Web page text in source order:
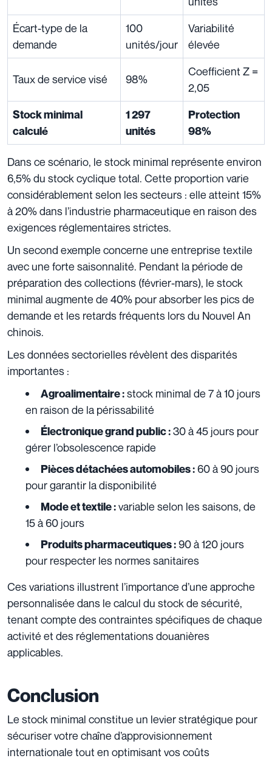
Écart-type de la
demande
100
unités/jour
Variabilité
élevée
Taux de service visé 98%
Coefficient Z =
2,05
Stock minimal
calculé
1 297
unités
Protection
98%
Dans ce scénario, le stock minimal représente environ
6,5% du stock cyclique total. Cette proportion varie
considérablement selon les secteurs : elle atteint 15%
à 20% dans l’industrie pharmaceutique en raison des
exigences réglementaires strictes.
Un second exemple concerne une entreprise textile
avec une forte saisonnalité. Pendant la période de
préparation des collections (février-mars), le stock
minimal augmente de 40% pour absorber les pics de
demande et les retards fréquents lors du Nouvel An
chinois.
Les données sectorielles révèlent des disparités
importantes :
Agroalimentaire :stock minimal de 7 à 10 jours
en raison de la périssabilité
Électronique grand public :30 à 45 jours pour
gérer l’obsolescence rapide
Pièces détachées automobiles :60 à 90 jours
pour garantir la disponibilité
Mode et textile :variable selon les saisons, de
15 à 60 jours
Produits pharmaceutiques :90 à 120 jours
pour respecter les normes sanitaires
Ces variations illustrent l’importance d’une approche
personnalisée dans le calcul du stock de sécurité,
tenant compte des contraintes spécifiques de chaque
activité et des réglementations douanières
applicables.
Conclusion
Le stock minimal constitue un levier stratégique pour
sécuriser votre chaîne d’approvisionnement
internationale tout en optimisant vos coûts